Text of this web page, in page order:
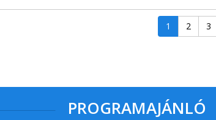
1 2 3
PROGRAMAJÁNLÓ